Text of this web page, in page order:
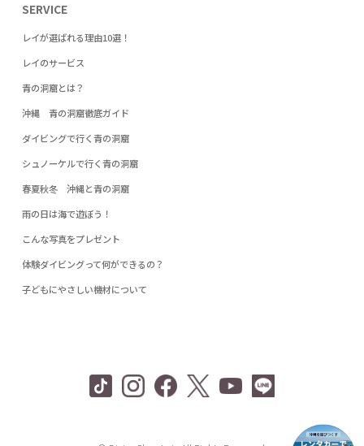
SERVICE
レイが選ばれる理由10選！
レイのサービス
青の洞窟とは？
沖縄 青の洞窟徹底ガイド
ダイビングで行く青の洞窟
シュノーケルで行く青の洞窟
春夏秋冬 沖縄と青の洞窟
雨の日は海で遊ぼう！
こんな写真をプレゼント
体験ダイビングって何ができるの？
子どもにやさしい機材について